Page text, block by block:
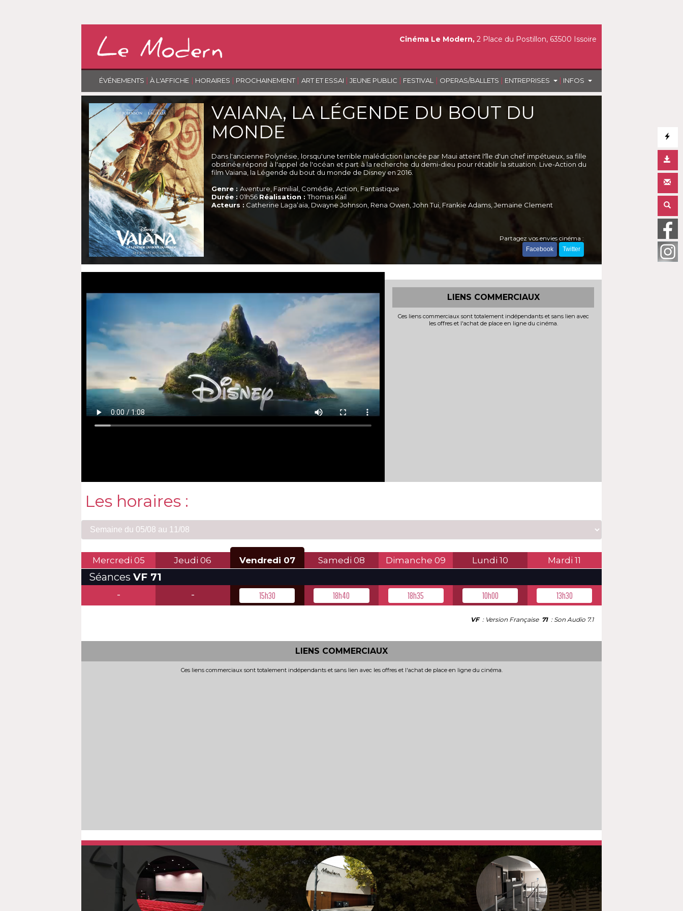
ÉVÉNEMENTS | À L'AFFICHE | HORAIRES | PROCHAINEMENT | ART ET ESSAI | JEUNE PUBLIC | FESTIVAL | OPERAS/BALLETS | ENTREPRISES | INFOS
Cinéma Le Modern, 2 Place du Postillon, 63500 Issoire
VAIANA, LA LÉGENDE DU BOUT DU
MONDE
Dans l'ancienne Polynésie, lorsqu'une terrible malédiction lancée par Maui atteint l'île d'un chef impétueux, sa fille
obstinée répond à l'appel de l'océan et part à la recherche du demi-dieu pour rétablir la situation. Live-Action du
film Vaiana, la Légende du bout du monde de Disney en 2016.
Genre : Aventure, Familial, Comédie, Action, Fantastique
Durée : 01h56 Réalisation :Thomas Kail
Acteurs : Catherine Lagaʻaia, Dwayne Johnson, Rena Owen, John Tui, Frankie Adams, Jemaine Clement
Partagez vos envies cinéma :
Facebook Twitter
LIENS COMMERCIAUX
Ces liens commerciaux sont totalement indépendants et sans lien avec
les offres et l'achat de place en ligne du cinéma.
Les horaires :
Mercredi 05 Jeudi 06 Vendredi 07 Samedi 08 Dimanche 09 Lundi 10 Mardi 11
Séances VF 71
-
- 15h30 18h40 18h35 10h00 13h30
VF : Version Française 71 : Son Audio 7.1
LIENS COMMERCIAUX
Ces liens commerciaux sont totalement indépendants et sans lien avec les offres et l'achat de place en ligne du cinéma.